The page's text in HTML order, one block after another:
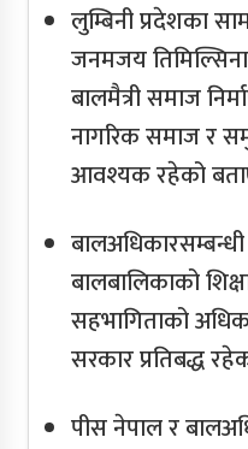
लुम्बिनी प्रदेशका
जनमजय
बालमैत्री समाज
नागरिक समाज र
आवश्यक रहेको
बालबालिकाको
सहभागिताको
सरकार प्रतिबद्ध
पीस नेपाल र